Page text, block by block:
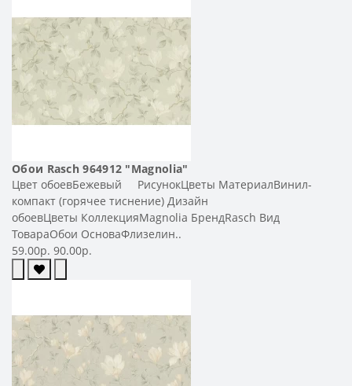
Обои Rasch 964912 "Magnolia"
Цвет обоевБежевый РисунокЦветы МатериалВинил-
компакт (горячее тиснение) Дизайн
обоевЦветы КоллекцияMagnolia БрендRasch Вид
ТовараОбои ОсноваФлизелин..
59.00р. 90.00р.